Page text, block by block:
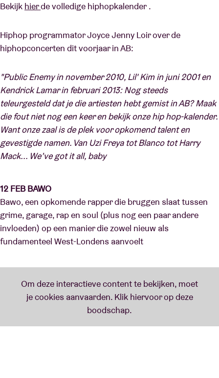
Bekijk hierde volledige hiphopkalender .
Hiphop programmator Joyce Jenny Loir over de
hiphopconcerten dit voorjaar in AB:
"Public Enemy in november 2010, Lil' Kim in juni 2001 en
Kendrick Lamar in februari 2013: Nog steeds
teleurgesteld dat je die artiesten hebt gemist in AB? Maak
die fout niet nog een keer en bekijk onze hip hop-kalender.
Want onze zaal is de plek voor opkomend talent en
gevestigde namen. Van Uzi Freya tot Blanco tot Harry
Mack... We’ve got it all, baby
12 FEB BAWO
Bawo, een opkomende rapper die bruggen slaat tussen
grime, garage, rap en soul (plus nog een paar andere
invloeden) op een manier die zowel nieuw als
fundamenteel West-Londens aanvoelt